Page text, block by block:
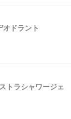
ドラント
トラシャワージェ